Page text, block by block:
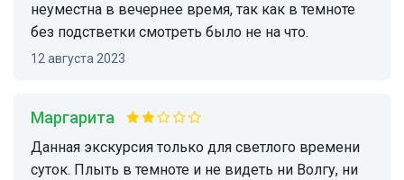
неуместна в вечернее время, так как в темноте
без подстветки смотреть было не на что.
12 августа 2023
Маргарита
Данная экскурсия только для светлого времени
суток. Плыть в темноте и не видеть ни Волгу, ни